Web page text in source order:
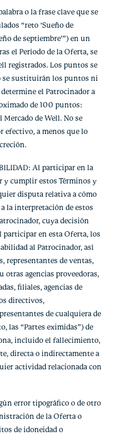
o la frase clave que se
“reto ‘Sueño de
de septiembre’”) en un
el Período de la Oferta, se
registrados. Los puntos se
se sustituirán los puntos ni
el Patrocinador a
de 100 puntos:
Mercado de Well. No se
efectivo, a menos que lo
Al participar en la
y cumplir estos Términos y
disputa relativa a cómo
a la interpretación de estos
cuya decisión
en esta Oferta, los
al Patrocinador, así
representantes de ventas,
agencias proveedoras,
filiales, agencias de
directivos,
de cualquiera de
las “Partes eximidas”) de
incluido el fallecimiento,
directa o indirectamente a
actividad relacionada con
error tipográfico o de otro
de la Oferta o
de idoneidad o